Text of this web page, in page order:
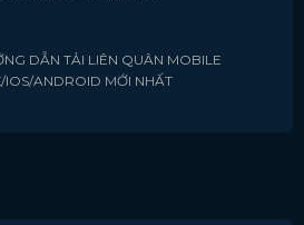
DẪN TẢI LIÊN QUÂN MOBILE
IOS/ANDROID MỚI NHẤT